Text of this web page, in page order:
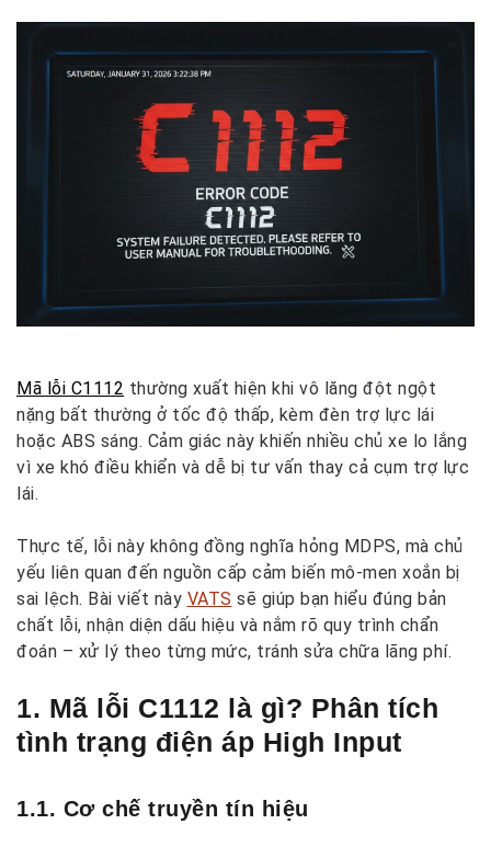
Mã lỗi C1112 thường xuất hiện khi vô lăng đột ngột
nặng bất thường ở tốc độ thấp, kèm đèn trợ lực lái
hoặc ABS sáng. Cảm giác này khiến nhiều chủ xe lo lắng
vì xe khó điều khiển và dễ bị tư vấn thay cả cụm trợ lực
lái.
Thực tế, lỗi này không đồng nghĩa hỏng MDPS, mà chủ
yếu liên quan đến nguồn cấp cảm biến mô-men xoắn bị
sai lệch. Bài viết này VATS sẽ giúp bạn hiểu đúng bản
chất lỗi, nhận diện dấu hiệu và nắm rõ quy trình chẩn
đoán – xử lý theo từng mức, tránh sửa chữa lãng phí.
1. Mã lỗi C1112 là gì? Phân tích
tình trạng điện áp High Input
1.1. Cơ chế truyền tín hiệu